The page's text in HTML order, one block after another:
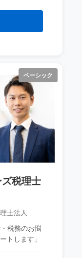
ベーシック
税理士
士法人
税務のお悩
トします」